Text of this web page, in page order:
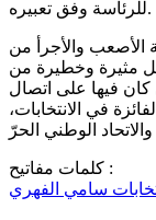
للرئاسة وفق تعبيره.
الأصعب والأجرأ من
مثيرة وخطيرة من
كان فيها على اتصال
في الانتخابات،
كلمات مفاتيح :
سامي الفهري